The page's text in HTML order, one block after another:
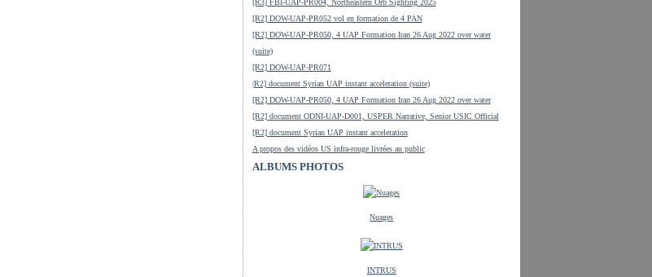
[R3] FBI-UAP-PR004, Northeastern Orb Sighting 2025
[R2] DOW-UAP-PR052 vol en formation de 4 PAN
[R2] DOW-UAP-PR050, 4 UAP Formation Iran 26 Aug 2022 over water
(suite)
[R2] DOW-UAP-PR071
|R2] document Syrian UAP instant acceleration (suite)
[R2] DOW-UAP-PR050, 4 UAP Formation Iran 26 Aug 2022 over water
[R2] document ODNI-UAP-D001, USPER Narrative, Senior USIC Official
[R2] document Syrian UAP instant acceleration
A propos des vidéos US infra-rouge livrées au public
ALBUMS PHOTOS
Nuages
INTRUS